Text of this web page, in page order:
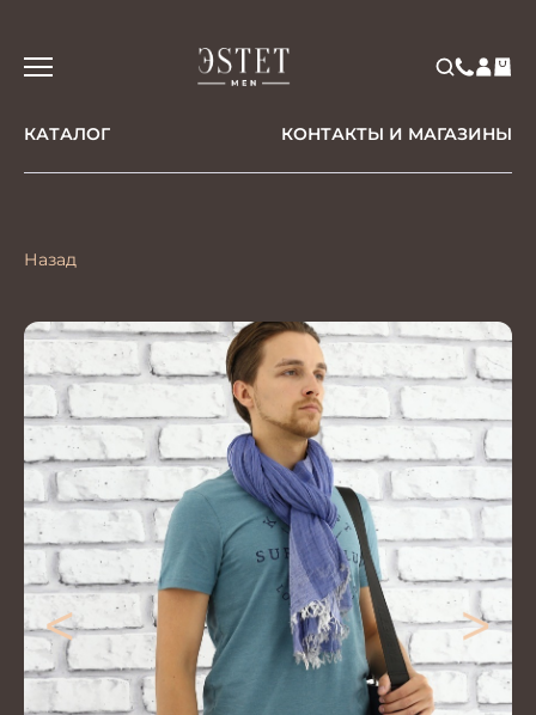
КАТАЛОГ КОНТАКТЫ И МАГАЗИНЫ
Назад
< >